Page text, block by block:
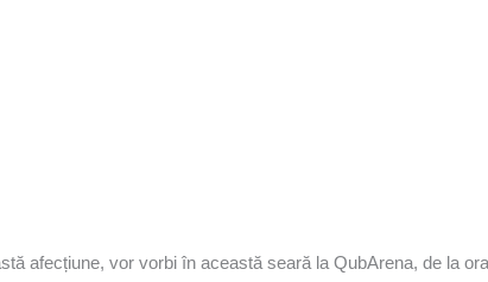
afecțiune, vor vorbi în această seară la QubArena, de la